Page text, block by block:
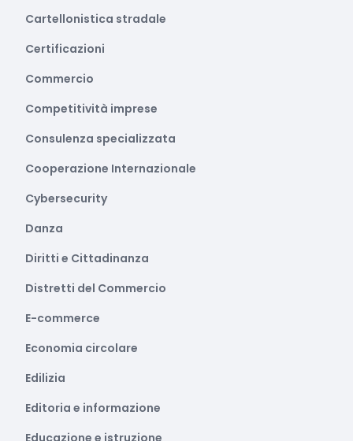
Cartellonistica stradale
Certificazioni
Commercio
Competitività imprese
Consulenza specializzata
Cooperazione Internazionale
Cybersecurity
Danza
Diritti e Cittadinanza
Distretti del Commercio
E-commerce
Economia circolare
Edilizia
Editoria e informazione
Educazione e istruzione